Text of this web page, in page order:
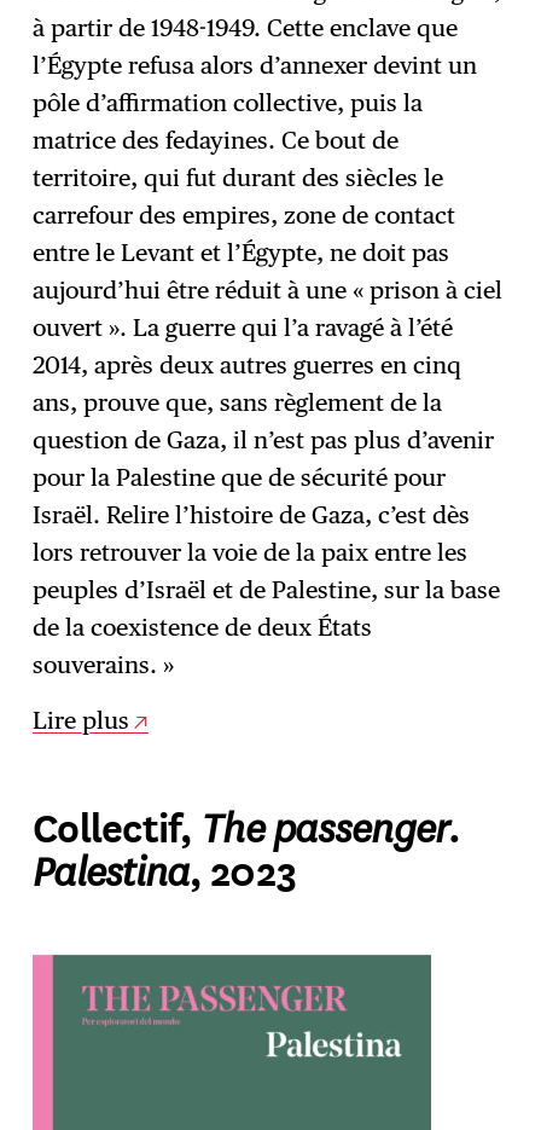
à partir de 1948-1949. Cette enclave que
l’Égypte refusa alors d’annexer devint un
pôle d’affirmation collective, puis la
matrice des fedayines. Ce bout de
territoire, qui fut durant des siècles le
carrefour des empires, zone de contact
entre le Levant et l’Égypte, ne doit pas
aujourd’hui être réduit à une « prison à ciel
ouvert ». La guerre qui l’a ravagé à l’été
2014, après deux autres guerres en cinq
ans, prouve que, sans règlement de la
question de Gaza, il n’est pas plus d’avenir
pour la Palestine que de sécurité pour
Israël. Relire l’histoire de Gaza, c’est dès
lors retrouver la voie de la paix entre les
peuples d’Israël et de Palestine, sur la base
de la coexistence de deux États
souverains. »
Lire plus
Collectif, The passenger.
Palestina, 2023